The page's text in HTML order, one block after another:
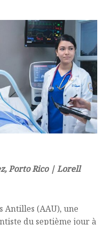
Porto Rico | Lorell
Antilles (AAU), une
du septième jour à